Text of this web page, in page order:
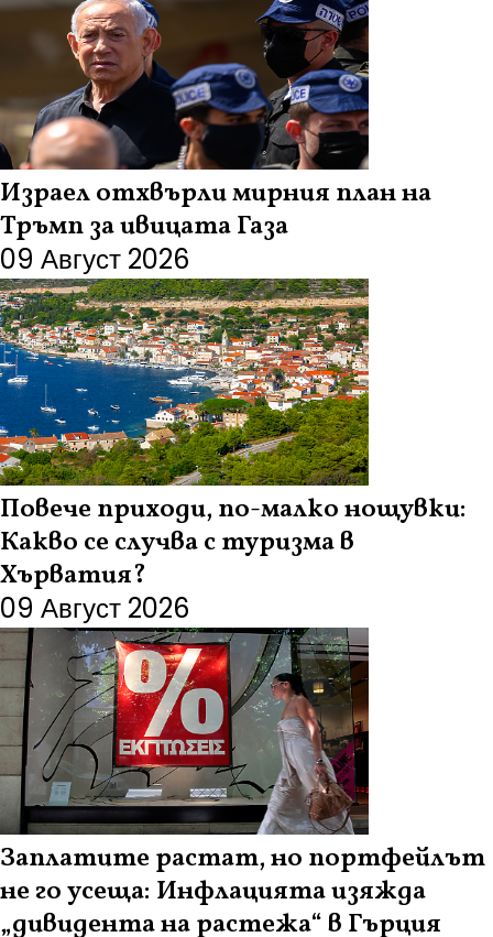
Израел отхвърли мирния план на
Тръмп за ивицата Газа
09 Август 2026
Повече приходи, по-малко нощувки:
Какво се случва с туризма в
Хърватия?
09 Август 2026
Заплатите растат, но портфейлът
не го усеща: Инфлацията изяжда
„дивидента на растежа“ в Гърция